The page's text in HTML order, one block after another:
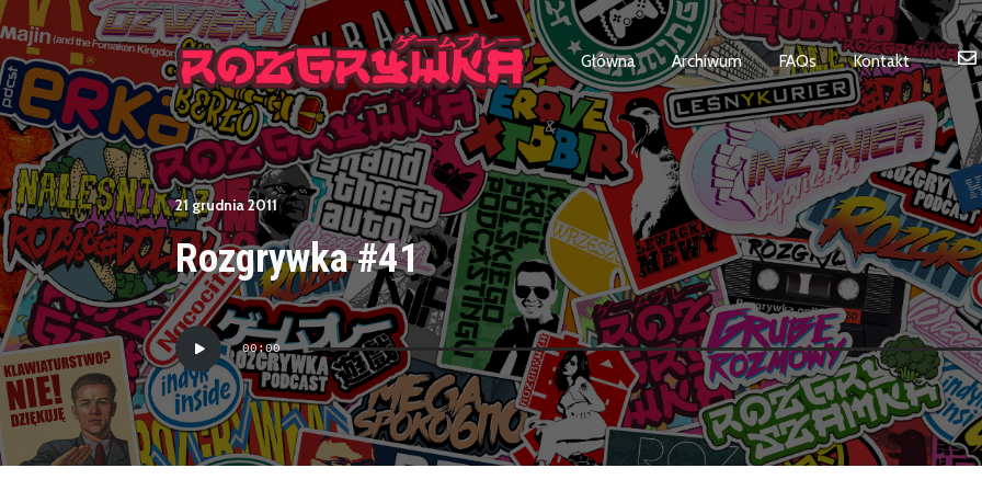
Główna Archiwum FAQs Kontakt
21 grudnia 2011
Rozgrywka #41
Odtwarzacz
plików
dźwiękowych
00:00